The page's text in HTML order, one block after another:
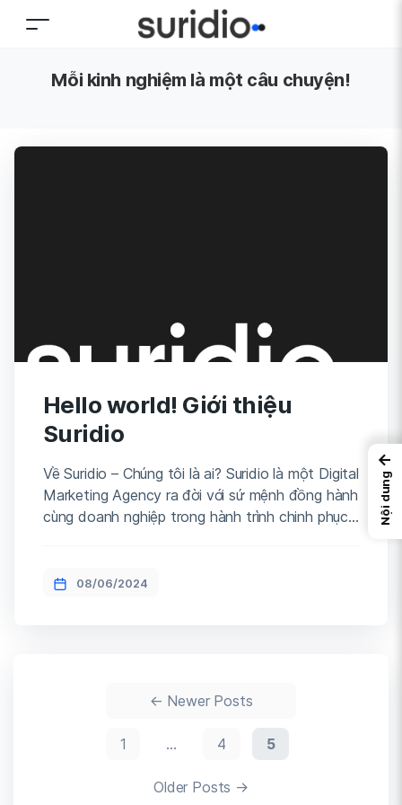
Mỗi kinh nghiệm là một câu chuyện!
Hello world! Giới thiệu
Suridio
Về Suridio – Chúng tôi là ai? Suridio là một Digital
Marketing Agency ra đời với sứ mệnh đồng hành
cùng doanh nghiệp trong hành trình chinh phục
pháp toàn diện từ xây dựng nền tảng […]
08/06/2024
← Newer Posts
1 … 4 5
Older Posts →
←
Nội dung